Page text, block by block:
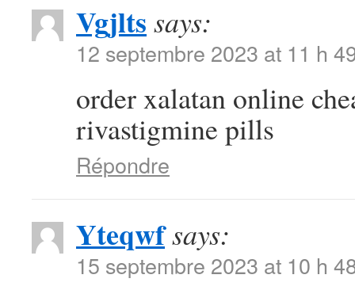
Vgjlts says:
12 septembre 2023 at 11 h
order xalatan online
rivastigmine pills
Répondre
Yteqwfsays:
15 septembre 2023 at 10 h